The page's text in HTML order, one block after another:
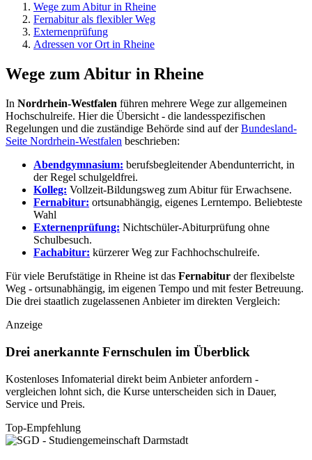
Wege zum Abitur in Rheine
Fernabitur als flexibler Weg
Externenprüfung
Adressen vor Ort in Rheine
Wege zum Abitur in Rheine
In Nordrhein-Westfalen führen mehrere Wege zur allgemeinen
Hochschulreife. Hier die Übersicht - die landesspezifischen
Regelungen und die zuständige Behörde sind auf derBundesland-
Seite Nordrhein-Westfalen beschrieben:
Abendgymnasium: berufsbegleitender Abendunterricht, in
der Regel schulgeldfrei.
Kolleg: Vollzeit-Bildungsweg zum Abitur für Erwachsene.
Fernabitur: ortsunabhängig, eigenes Lerntempo. Beliebteste
Wahl
Externenprüfung: Nichtschüler-Abiturprüfung ohne
Schulbesuch.
Fachabitur: kürzerer Weg zur Fachhochschulreife.
Für viele Berufstätige in Rheine ist das Fernabitur der flexibelste
Weg - ortsunabhängig, im eigenen Tempo und mit fester Betreuung.
Die drei staatlich zugelassenen Anbieter im direkten Vergleich:
Anzeige
Drei anerkannte Fernschulen im Überblick
Kostenloses Infomaterial direkt beim Anbieter anfordern -
vergleichen lohnt sich, die Kurse unterscheiden sich in Dauer,
Service und Preis.
Top-Empfehlung